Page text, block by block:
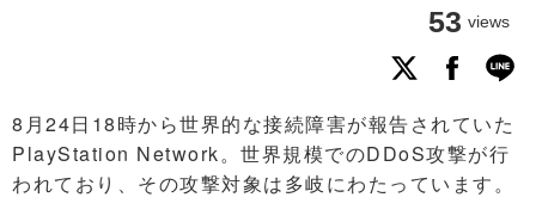
53 views
8月24日18時から世界的な接続障害が報告されていた
PlayStation Network。世界規模でのDDoS攻撃が行
われており、その攻撃対象は多岐にわたっています。